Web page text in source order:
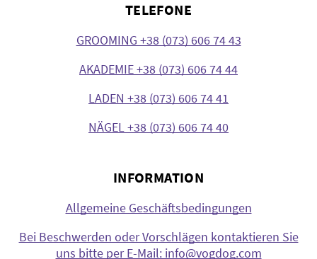
TELEFONE
GROOMING +38 (073) 606 74 43
AKADEMIE +38 (073) 606 74 44
LADEN +38 (073) 606 74 41
NÄGEL +38 (073) 606 74 40
INFORMATION
Allgemeine Geschäftsbedingungen
Bei Beschwerden oder Vorschlägen kontaktieren Sie
uns bitte per E-Mail: info@vogdog.com